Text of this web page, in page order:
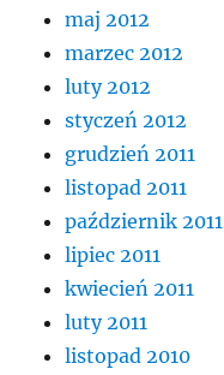
maj 2012
marzec 2012
luty 2012
styczeń 2012
grudzień 2011
listopad 2011
październik 2011
lipiec 2011
kwiecień 2011
luty 2011
listopad 2010